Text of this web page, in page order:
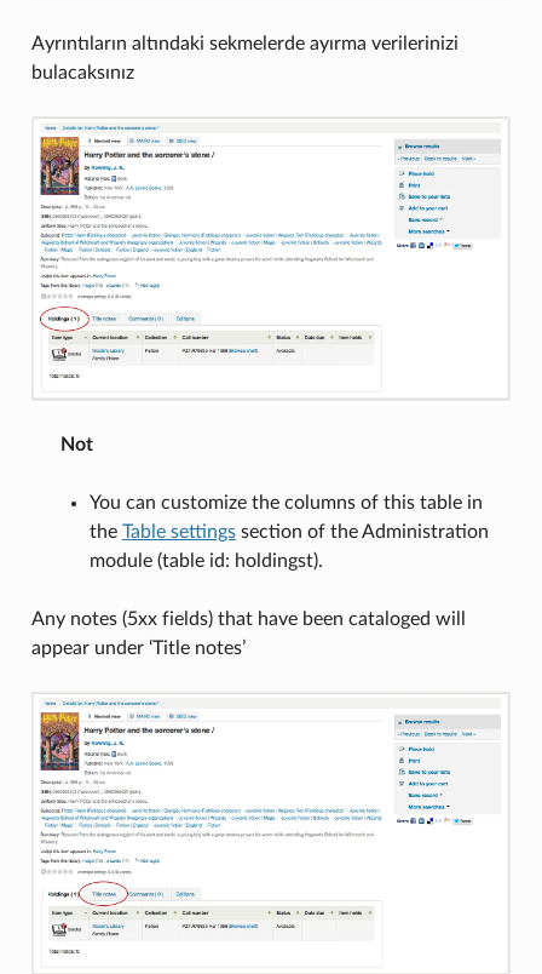
Ayrıntıların altındaki sekmelerde ayırma verilerinizi
bulacaksınız
Not
You can customize the columns of this table in
the Table settingssection of the Administration
module (table id: holdingst).
Any notes (5xx fields) that have been cataloged will
appear under ‘Title notes’